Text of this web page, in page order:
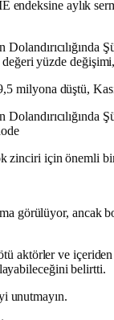
endeksine aylık
yüzde
milyona düştü,
zinciri için önemli
görülüyor, ancak
aktörler ve
belirtti.
unutmayın.